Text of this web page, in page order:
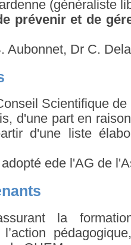
(généraliste
prévenir et de
Aubonnet, Dr C.
Scientifique
d'une part en
d'une liste
ede l'AG de
la